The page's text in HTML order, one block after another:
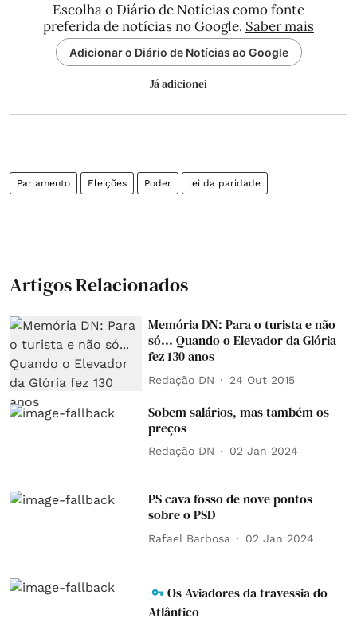
Escolha o Diário de Notícias como fonte
preferida de notícias no Google. Saber mais
Adicionar o Diário de Notícias ao Google
Já adicionei
Parlamento Eleições Poder lei da paridade
Artigos Relacionados
Memória DN: Para o turista e não
só... Quando o Elevador da Glória
fez 130 anos
Redação DN 24 Out 2015
Sobem salários, mas também os
preços
Redação DN 02 Jan 2024
PS cava fosso de nove pontos
sobre o PSD
Rafael Barbosa 02 Jan 2024
Os Aviadores da travessia do
Atlântico